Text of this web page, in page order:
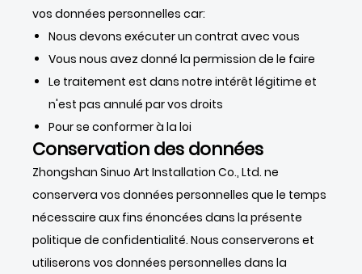
vos données personnelles car:
Nous devons exécuter un contrat avec vous
Vous nous avez donné la permission de le faire
Le traitement est dans notre intérêt légitime et
n'est pas annulé par vos droits
Pour se conformer à la loi
Conservation des données
Zhongshan Sinuo Art Installation Co., Ltd. ne
conservera vos données personnelles que le temps
nécessaire aux fins énoncées dans la présente
politique de confidentialité. Nous conserverons et
utiliserons vos données personnelles dans la